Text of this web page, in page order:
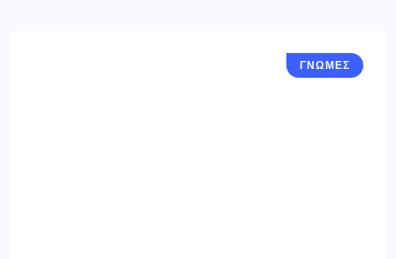
ΓΝΩΜΕΣ